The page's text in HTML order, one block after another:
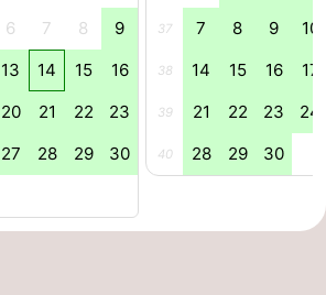
6 7 8 9
13 14 15 16
20 21 22 23
27 28 29 30
37 7 8 9 10
38 14 15 16 17
39 21 22 23 24
40 28 29 30